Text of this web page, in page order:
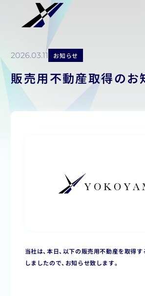
2026.03.11 お知らせ
販売用不動産取得のお
当社は、本日、以下の販売用不動産を取得
しましたので、お知らせ致します。